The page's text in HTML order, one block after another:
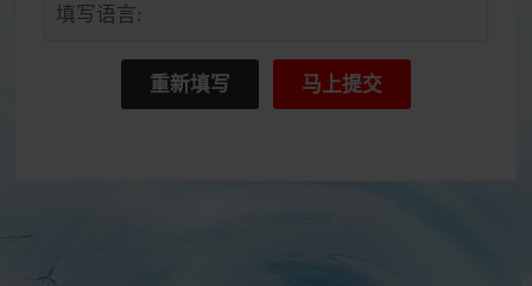
填写语言:
重新填写 马上提交